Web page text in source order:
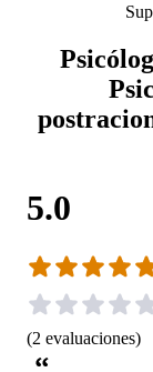
5.0
(2 evaluaciones)